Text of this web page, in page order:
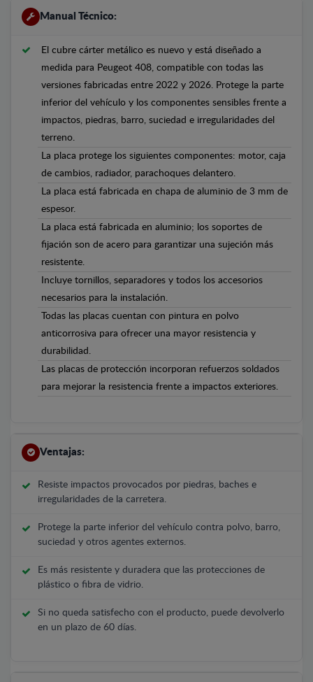
Manual Técnico:
El cubre cárter metálico es nuevo y está diseñado a
medida para Peugeot 408, compatible con todas las
versiones fabricadas entre 2022 y 2026. Protege la parte
inferior del vehículo y los componentes sensibles frente a
impactos, piedras, barro, suciedad e irregularidades del
terreno.
La placa protege los siguientes componentes: motor, caja
de cambios, radiador, parachoques delantero.
La placa está fabricada en chapa de aluminio de 3 mm de
espesor.
La placa está fabricada en aluminio; los soportes de
fijación son de acero para garantizar una sujeción más
resistente.
Incluye tornillos, separadores y todos los accesorios
necesarios para la instalación.
Todas las placas cuentan con pintura en polvo
anticorrosiva para ofrecer una mayor resistencia y
durabilidad.
Las placas de protección incorporan refuerzos soldados
para mejorar la resistencia frente a impactos exteriores.
Ventajas:
Resiste impactos provocados por piedras, baches e
irregularidades de la carretera.
Protege la parte inferior del vehículo contra polvo, barro,
suciedad y otros agentes externos.
Es más resistente y duradera que las protecciones de
plástico o fibra de vidrio.
Si no queda satisfecho con el producto, puede devolverlo
en un plazo de 60 días.